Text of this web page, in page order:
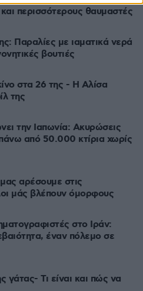
περισσότερους θαυμαστές
Παραλίες με ιαματικά νερά
βουτιές
στα 26 της - Η Αλίσα
της
την Ιαπωνία: Ακυρώσεις
από 50.000 κτίρια χωρίς
αρέσουμε στις
μάς βλέπουν όμορφους
στο Ιράν:
έναν πόλεμο σε
Τι είναι και πώς να